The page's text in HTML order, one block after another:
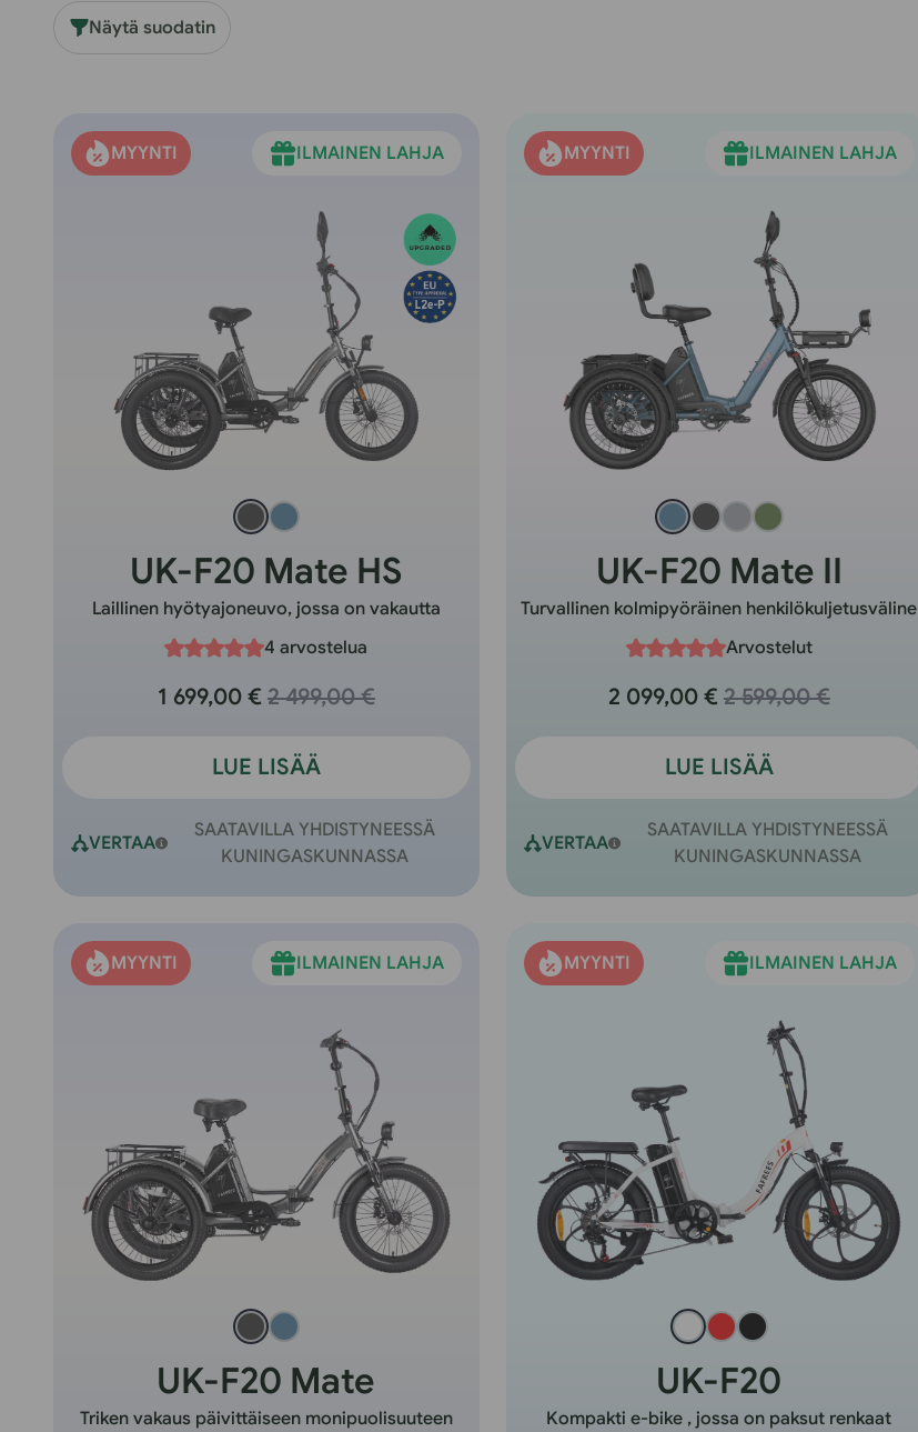
L
A
Näytä suodatin
MYYNTI ILMAINEN LAHJA
UK-F20 Mate HS
Laillinen hyötyajoneuvo, jossa on vakautta
4 arvostelua
1 699,00 € 2 499,00 €
LUE LISÄÄ
VERTAA
SAATAVILLA YHDISTYNEESSÄ
KUNINGASKUNNASSA
MYYNTI ILMAINEN LAHJA
UK-F20 Mate II
Turvallinen kolmipyöräinen henkilökuljetusväline
Arvostelut
2 099,00 € 2 599,00 €
LUE LISÄÄ
VERTAA
SAATAVILLA YHDISTYNEESSÄ
KUNINGASKUNNASSA
MYYNTI ILMAINEN LAHJA
UK-F20 Mate
Triken vakaus päivittäiseen monipuolisuuteen
MYYNTI ILMAINEN LAHJA
UK-F20
Kompakti e-bike , jossa on paksut renkaat